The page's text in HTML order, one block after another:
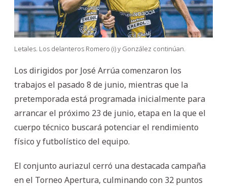
Letales. Los delanteros Romero (i) y González continúan.
Los dirigidos por José Arrúa comenzaron los
trabajos el pasado 8 de junio, mientras que la
pretemporada está programada inicialmente para
arrancar el próximo 23 de junio, etapa en la que el
cuerpo técnico buscará potenciar el rendimiento
físico y futbolístico del equipo.
El conjunto auriazul cerró una destacada campaña
en el Torneo Apertura, culminando con 32 puntos